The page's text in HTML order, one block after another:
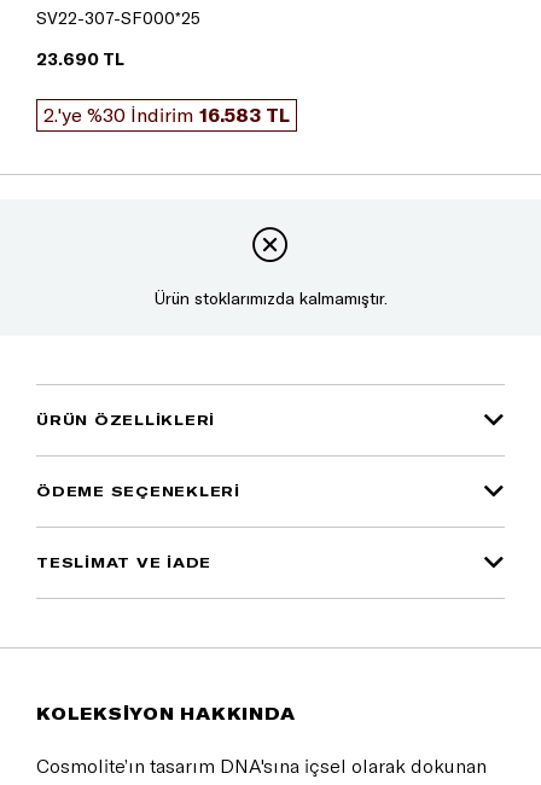
SV22-307-SF000*25
23.690 TL
2.'ye %30 İndirim 16.583 TL
Ürün stoklarımızda kalmamıştır.
ÜRÜN ÖZELLIKLERI
ÖDEME SEÇENEKLERI
TESLİMAT VE İADE
KOLEKSİYON HAKKINDA
Cosmolite’ın tasarım DNA'sına içsel olarak dokunan